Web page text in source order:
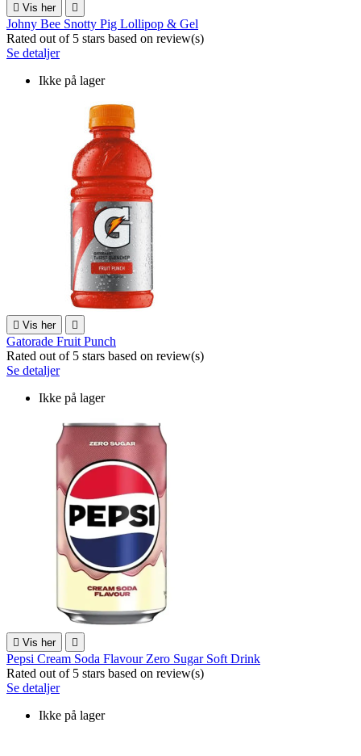
 Vis her 
Johny Bee Snotty Pig Lollipop & Gel
Rated out of 5 stars based on review(s)
Se detaljer
Ikke på lager
 Vis her 
Gatorade Fruit Punch
Rated out of 5 stars based on review(s)
Se detaljer
Ikke på lager
 Vis her 
Pepsi Cream Soda Flavour Zero Sugar Soft Drink
Rated out of 5 stars based on review(s)
Se detaljer
Ikke på lager